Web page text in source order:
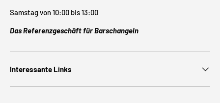
Samstag von 10:00 bis 13:00
Das Referenzgeschäft für Barschangeln
Interessante Links